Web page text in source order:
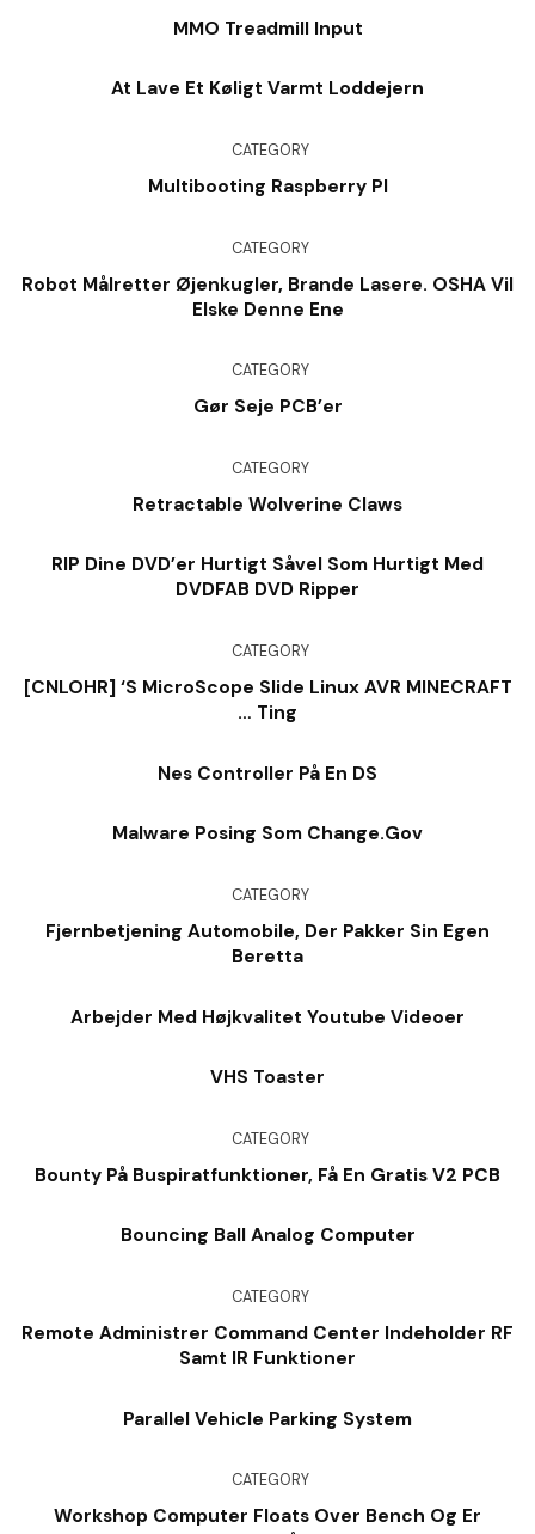
MMO Treadmill Input
At Lave Et Køligt Varmt Loddejern
CATEGORY
Multibooting Raspberry PI
CATEGORY
Robot Målretter Øjenkugler, Brande Lasere. OSHA Vil
Elske Denne Ene
CATEGORY
Gør Seje PCB’er
CATEGORY
Retractable Wolverine Claws
RIP Dine DVD’er Hurtigt Såvel Som Hurtigt Med
DVDFAB DVD Ripper
CATEGORY
[CNLOHR] ‘s MicroScope Slide Linux AVR MINECRAFT
… Ting
Nes Controller På En DS
Malware Posing Som Change.Gov
CATEGORY
Fjernbetjening Automobile, Der Pakker Sin Egen
Beretta
Arbejder Med Højkvalitet Youtube Videoer
VHS Toaster
CATEGORY
Bounty På Buspiratfunktioner, Få En Gratis V2 PCB
Bouncing Ball Analog Computer
CATEGORY
Remote Administrer Command Center Indeholder RF
Samt IR Funktioner
Parallel Vehicle Parking System
CATEGORY
Workshop Computer Floats Over Bench Og Er